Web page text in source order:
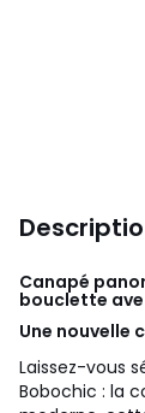
Canapé
bouclette
Une nouvelle
Laissez-vous
Bobochic : la